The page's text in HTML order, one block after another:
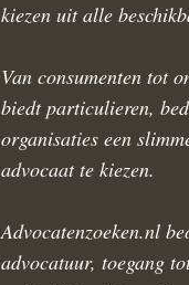
kiezen uit alle
Van consumenten tot
biedt particulieren,
organisaties een
advocaat te kiezen.
Advocatenzoeken.nl
advocatuur, toegang